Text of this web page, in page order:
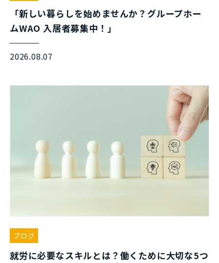
「新しい暮らしを始めませんか？グループホー
ムWAO 入居者募集中！」
2026.08.07
ブログ
就労に必要なスキルとは？働くために大切な5つ